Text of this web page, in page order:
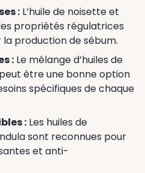
: L’huile de noisette et
propriétés régulatrices
production de sébum.
: Le mélange d’huiles de
être une bonne option
spécifiques de chaque
: Les huiles de
sont reconnues pour
et anti-